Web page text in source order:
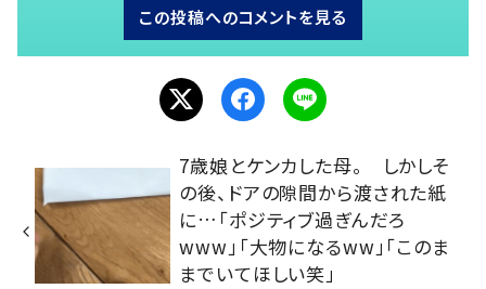
この投稿へのコメントを見る
7歳娘とケンカした母。 しかしそ
の後、ドアの隙間から渡された紙
に…「ポジティブ過ぎんだろ
www」「大物になるww」「このま
までいてほしい笑」